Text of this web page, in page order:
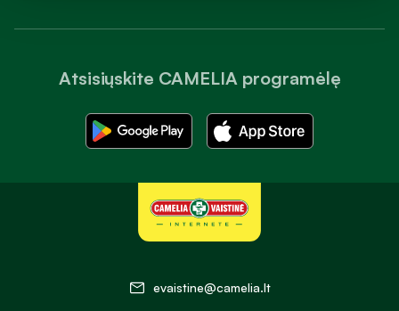
Atsisiųskite CAMELIA programėlę
evaistine@camelia.lt